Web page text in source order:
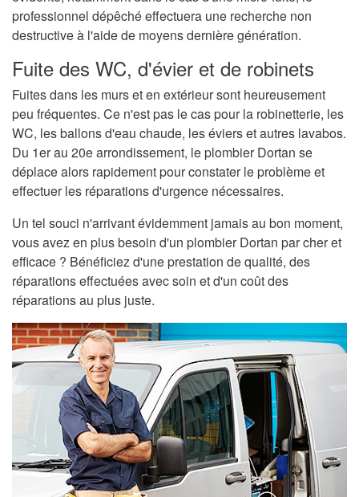
professionnel dépêché effectuera une recherche non
destructive à l'aide de moyens dernière génération.
Fuite des WC, d'évier et de robinets
Fuites dans les murs et en extérieur sont heureusement
peu fréquentes. Ce n'est pas le cas pour la robinetterie, les
WC, les ballons d'eau chaude, les éviers et autres lavabos.
Du 1er au 20e arrondissement, le plombier Dortan se
déplace alors rapidement pour constater le problème et
effectuer les réparations d'urgence nécessaires.
Un tel souci n'arrivant évidemment jamais au bon moment,
vous avez en plus besoin d'un plombier Dortan par cher et
efficace ? Bénéficiez d'une prestation de qualité, des
réparations effectuées avec soin et d'un coût des
réparations au plus juste.